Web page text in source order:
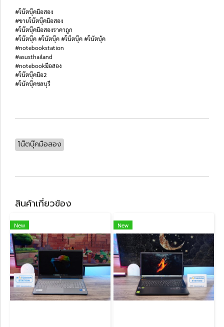
#โน๊ตบุ๊คมือสอง
#ขายโน๊ตบุ๊คมือสอง
#โน๊ตบุ๊คมือสองราคาถูก
#โน๊ตบุ๊ค #โน้ตบุ๊ค #โน็ตบุ๊ค #โน้ตบุ้ค
#notebookstation
#asusthailand
#notebookมือสอง
#โน๊ตบุ๊คมือ2
#โน้คบุ๊คชลบุรี
โน๊ตบุ๊คมือสอง
สินค้าเกี่ยวข้อง
New New